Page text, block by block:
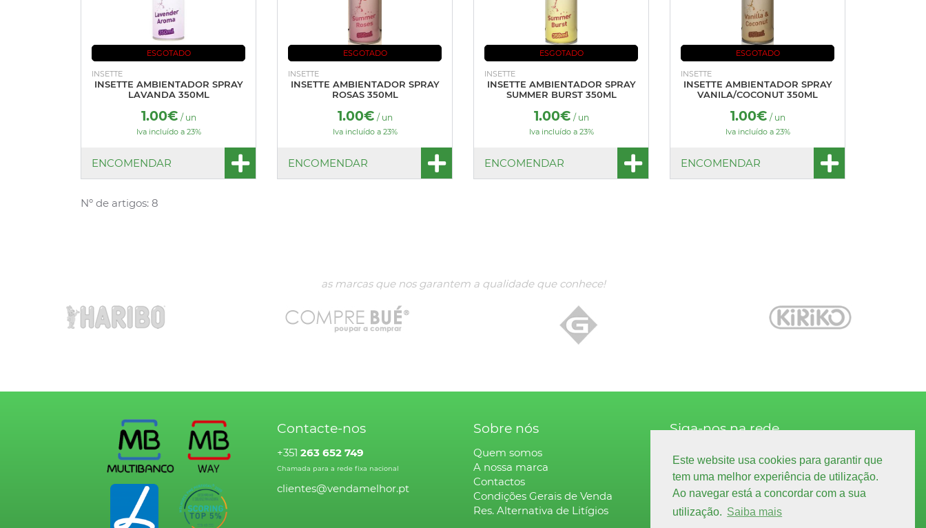
Este website usa cookies para garantir que
tem uma melhor experiência de utilização.
Ao navegar está a concordar com a sua
utilização. Saiba mais
ESGOTADO
INSETTE
INSETTE AMBIENTADOR SPRAY
LAVANDA 350ML
1.00€ / un
Iva incluído a 23%
ENCOMENDAR
ESGOTADO
INSETTE
INSETTE AMBIENTADOR SPRAY
ROSAS 350ML
1.00€ / un
Iva incluído a 23%
ENCOMENDAR
ESGOTADO
INSETTE
INSETTE AMBIENTADOR SPRAY
SUMMER BURST 350ML
1.00€ / un
Iva incluído a 23%
ENCOMENDAR
ESGOTADO
INSETTE
INSETTE AMBIENTADOR SPRAY
VANILA/COCONUT 350ML
1.00€ / un
Iva incluído a 23%
ENCOMENDAR
Nº de artigos: 8
as marcas que nos garantem a qualidade que conhece!
Contacte-nos
+351 263 652 749
Chamada para a rede fixa nacional
clientes@vendamelhor.pt
Sobre nós
Quem somos
A nossa marca
Contactos
Condições Gerais de Venda
Res. Alternativa de Litígios
Siga-nos na rede
facebook.com
decoração
facebook.com
higiene & limpeza